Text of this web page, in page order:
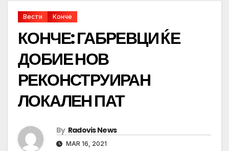
Вести Конче
КОНЧЕ: ГАБРЕВЦИ ЌЕ
ДОБИЕ НОВ
РЕКОНСТРУИРАН
ЛОКАЛЕН ПАТ
By Radovis News
MAR 16, 2021